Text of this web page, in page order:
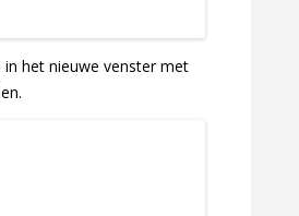
in het nieuwe venster met